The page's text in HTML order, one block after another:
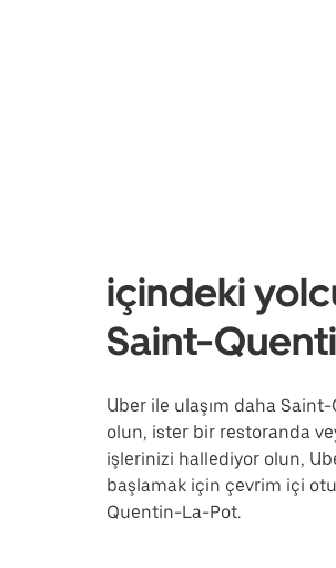
içindeki
Saint-
Uber ile ulaşım daha
olun, ister bir restoranda
işlerinizi hallediyor olun,
başlamak için çevrim içi
Quentin-La-Pot.